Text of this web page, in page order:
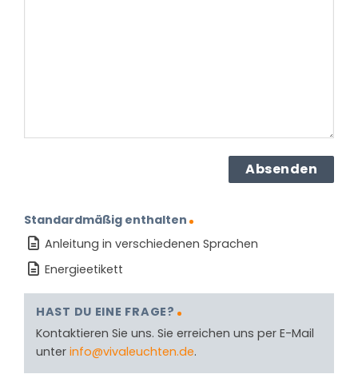
Standardmäßig enthalten
Anleitung in verschiedenen Sprachen
Energieetikett
HAST DU EINE FRAGE?
Kontaktieren Sie uns. Sie erreichen uns per E-Mail
unter info@vivaleuchten.de.